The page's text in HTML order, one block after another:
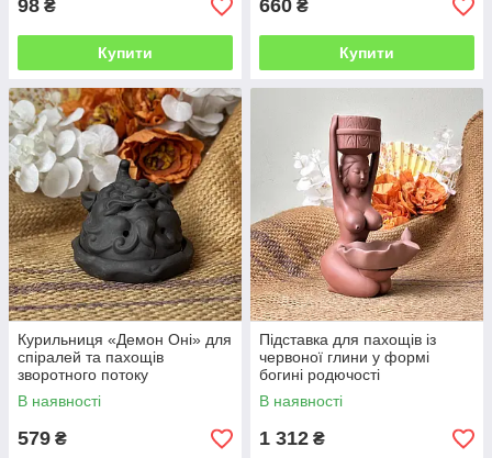
98 ₴
Купити
660 ₴
Купити
Курильниця «Демон Оні» для
спіралей та пахощів
зворотного потоку
В наявності
579 ₴
Підставка для пахощів із
червоної глини у формі
богині родючості
В наявності
1 312 ₴